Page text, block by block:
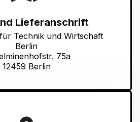
Lieferanschrift
Technik und Wirtschaft
Berlin
75a
12459 Berlin